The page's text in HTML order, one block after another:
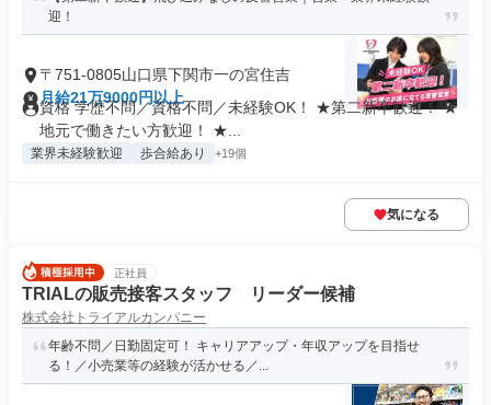
迎！
〒751-0805山口県下関市一の宮住吉
月給21万9000円以上
資格 学歴不問／資格不問／未経験OK！ ★第二新卒歓迎！ ★
地元で働きたい方歓迎！ ★...
業界未経験歓迎 歩合給あり +19個
気になる
正社員
TRIALの販売接客スタッフ リーダー候補
株式会社トライアルカンパニー
年齢不問／日勤固定可！ キャリアアップ・年収アップを目指せ
る！／小売業等の経験が活かせる／...